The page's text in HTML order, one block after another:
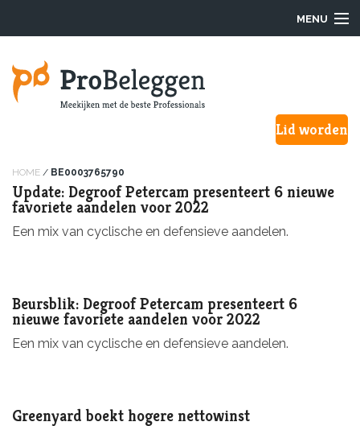
MENU
Hoe werkt het?
Onze Pro’s
Over ons
Lid worden
HOME / BE0003765790
Update: Degroof Petercam presenteert 6 nieuwe
favoriete aandelen voor 2022
Een mix van cyclische en defensieve aandelen.
Beursblik: Degroof Petercam presenteert 6
nieuwe favoriete aandelen voor 2022
Een mix van cyclische en defensieve aandelen.
Greenyard boekt hogere nettowinst